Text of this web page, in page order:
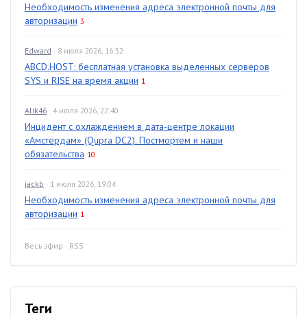
Необходимость изменения адреса электронной почты для
авторизации 3
Edward · 8 июля 2026, 16:32
ABCD.HOST: бесплатная установка выделенных серверов
SYS и RISE на время акции 1
Alik46 · 4 июля 2026, 22:40
Инцидент с охлаждением в дата-центре локации
«Амстердам» (Qupra DC2). Постмортем и наши
обязательства 10
jackb · 1 июля 2026, 19:04
Необходимость изменения адреса электронной почты для
авторизации 1
Весь эфир · RSS
Теги